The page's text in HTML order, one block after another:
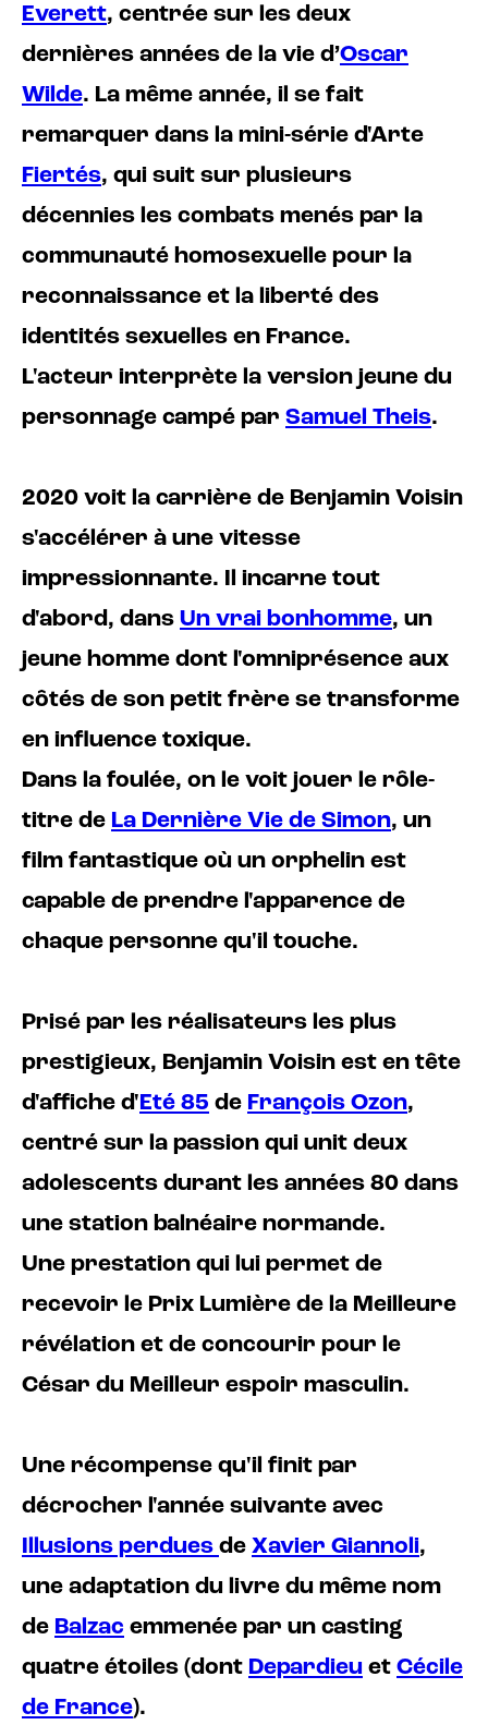
Everett, centrée sur les deux
dernières années de la vie d’Oscar
Wilde. La même année, il se fait
remarquer dans la mini-série d'Arte
Fiertés, qui suit sur plusieurs
décennies les combats menés par la
communauté homosexuelle pour la
reconnaissance et la liberté des
identités sexuelles en France.
L'acteur interprète la version jeune du
personnage campé par Samuel Theis.
2020 voit la carrière de Benjamin Voisin
s'accélérer à une vitesse
impressionnante. Il incarne tout
d'abord, dans Un vrai bonhomme, un
jeune homme dont l'omniprésence aux
côtés de son petit frère se transforme
en influence toxique.
Dans la foulée, on le voit jouer le rôle-
titre de La Dernière Vie de Simon, un
film fantastique où un orphelin est
capable de prendre l'apparence de
chaque personne qu'il touche.
Prisé par les réalisateurs les plus
prestigieux, Benjamin Voisin est en tête
d'affiche d' Eté 85 de François Ozon,
centré sur la passion qui unit deux
adolescents durant les années 80 dans
une station balnéaire normande.
Une prestation qui lui permet de
recevoir le Prix Lumière de la Meilleure
révélation et de concourir pour le
César du Meilleur espoir masculin.
Une récompense qu'il finit par
décrocher l'année suivante avec
Illusions perdues de Xavier Giannoli,
une adaptation du livre du même nom
de Balzac emmenée par un casting
quatre étoiles (dont Depardieu et Cécile
de France).